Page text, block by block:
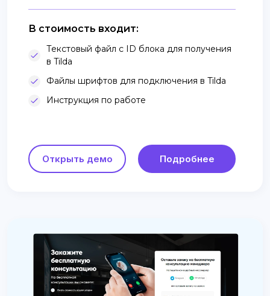
В стоимость входит:
Текстовый файл с ID блока для получения
в Tilda
Файлы шрифтов для подключения в Tilda
Инструкция по работе
Открыть демо Подробнее